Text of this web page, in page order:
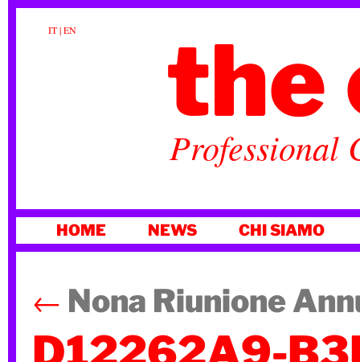
IT|EN the
Professional
AL
HOME NEWS CHI SIAMO
← Nona Riunione